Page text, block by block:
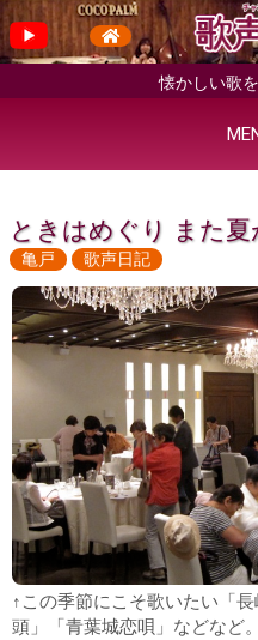
懐かしい歌
ときはめぐり また夏
亀戸 歌声日記
↑この季節にこそ歌いたい「
頭」「青葉城恋唄」などなど。